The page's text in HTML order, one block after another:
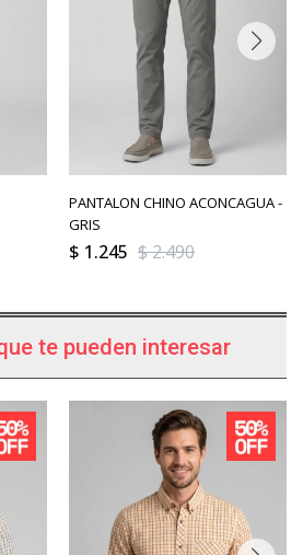
PANTALON CHINO ACONCAGUA -
GRIS
$ 1.245 $2.490
te pueden interesar